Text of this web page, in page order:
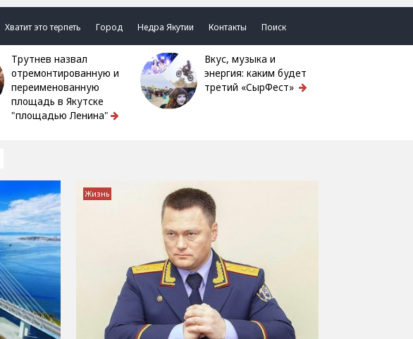
Хватит это терпеть Город Недра Якутии Контакты Поиск
Трутнев назвал
отремонтированную и
переименованную
площадь в Якутске
"площадью Ленина"
Вкус, музыка и
энергия: каким будет
третий «СырФест»
Жизнь